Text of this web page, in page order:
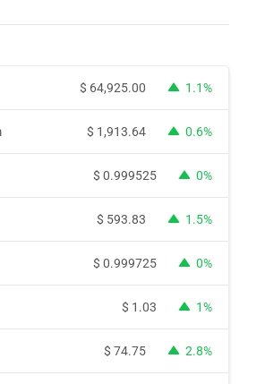
$ 64,925.00 1.1%
$ 1,913.64 0.6%
$ 0.999525 0%
$ 593.83 1.5%
$ 0.999725 0%
$ 1.03 1%
$ 74.75 2.8%